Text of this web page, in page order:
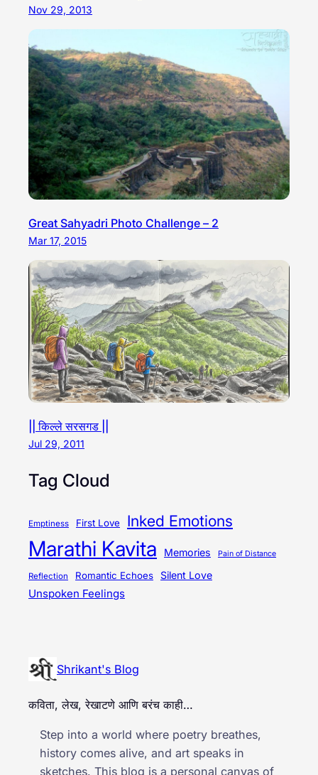
Nov 29, 2013
Great Sahyadri Photo Challenge – 2
Mar 17, 2015
|| किल्ले सरसगड ||
Jul 29, 2011
Tag Cloud
Emptiness First Love Inked Emotions
Marathi Kavita Memories Pain of Distance
Reflection Romantic Echoes Silent Love
Unspoken Feelings
Shrikant's Blog
कविता, लेख, रेखाटणे आणि बरंच काही…
Step into a world where poetry breathes,
history comes alive, and art speaks in
sketches. This blog is a personal canvas of